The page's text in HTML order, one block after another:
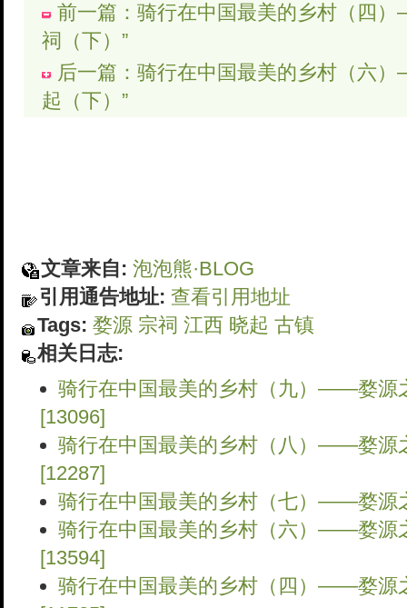
前一篇：骑行在中国最美的乡村（四
祠（下）”
后一篇：骑行在中国最美的乡村（六
起（下）”
文章来自: 泡泡熊·BLOG
引用通告地址: 查看引用地址
Tags: 婺源 宗祠 江西 晓起 古镇
相关日志:
骑行在中国最美的乡村（九）——婺源
[13096]
骑行在中国最美的乡村（八）——婺源
[12287]
骑行在中国最美的乡村（七）——婺源
骑行在中国最美的乡村（六）——婺源
[13594]
骑行在中国最美的乡村（四）——婺源